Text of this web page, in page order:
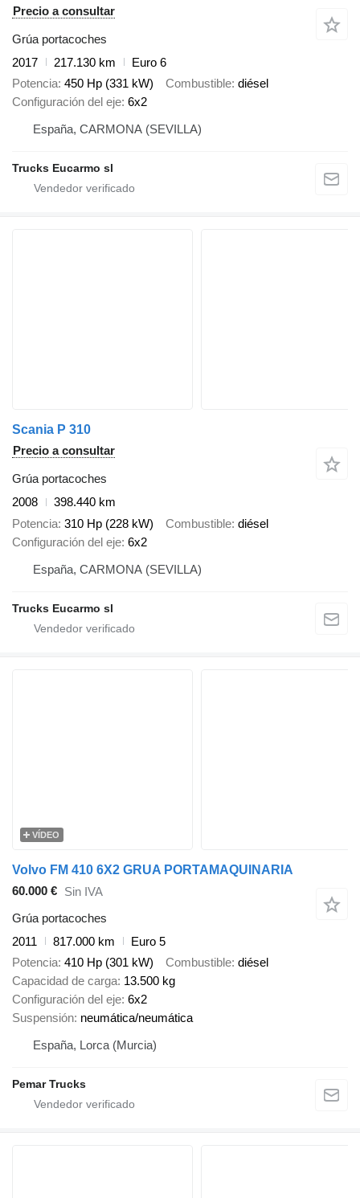
Precio a consultar
Grúa portacoches
2017
217.130 km
Euro 6
Potencia 450 Hp (331 kW) Combustible diésel
Configuración del eje 6x2
España, CARMONA (SEVILLA)
Trucks Eucarmo sl
Scania P 310
Precio a consultar
Grúa portacoches
2008
398.440 km
Potencia 310 Hp (228 kW) Combustible diésel
Configuración del eje 6x2
España, CARMONA (SEVILLA)
Trucks Eucarmo sl
VÍDEO
Volvo FM 410 6X2 GRUA PORTAMAQUINARIA
60.000 € Sin IVA
Grúa portacoches
2011
817.000 km
Euro 5
Potencia 410 Hp (301 kW) Combustible diésel
Capacidad de carga 13.500 kg
Configuración del eje 6x2
Suspensión neumática/neumática
España, Lorca (Murcia)
Pemar Trucks